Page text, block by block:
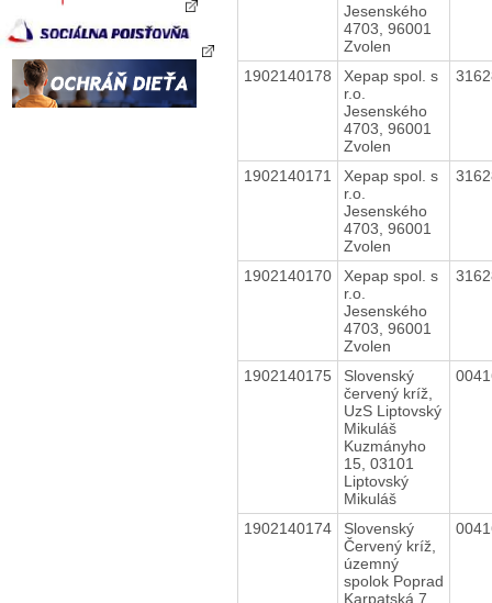
Jesenského
4703, 96001
Zvolen
1902140178
Xepap spol. s
r.o.
Jesenského
4703, 96001
Zvolen
1902140171
Xepap spol. s
r.o.
Jesenského
4703, 96001
Zvolen
1902140170
Xepap spol. s
r.o.
Jesenského
4703, 96001
Zvolen
1902140175
Slovenský
červený kríž,
UzS Liptovský
Mikuláš
Kuzmányho
15, 03101
Liptovský
Mikuláš
1902140174
Slovenský
Červený kríž,
územný
spolok Poprad
Karpatská 7,